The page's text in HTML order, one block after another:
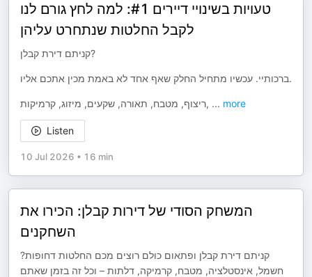
טעויות בשינויי דיירים #1: למה לחץ גורם לנו
לקבל החלטות שנתחרט עליהן
קניתם דירת קבלן?
ברכותיי. עכשיו מתחיל החלק שאף אחד לא באמת מכין אתכם אליו.
ריצוף, מטבח, תאורה, שקעים, מיזוג, קרמיקות, ... more
Listen
10 Jul 2026 • 16 min
המשחק הסודי של דירות קבלן: הכירו את
השחקנים
קניתם דירת קבלן ופתאום כולם רוצים מכם החלטות דחופות?
חשמל, אינסטלציה, מטבח, קרמיקה, דלתות – וכל זה בזמן שאתם